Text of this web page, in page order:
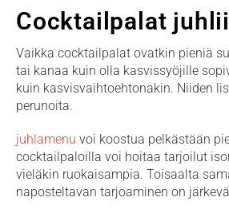
Cocktailpalat
Vaikka cocktailpalat ovatkin pieniä
tai kanaa kuin olla kasvissyöjille
kuin kasvisvaihtoehtonakin. Niiden
perunoita.
juhlamenu voi koostua pelkästään
cocktailpaloilla voi hoitaa tarjoilut
vieläkin ruokaisampia. Toisaalta
naposteltavan tarjoaminen on